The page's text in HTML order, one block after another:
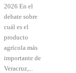
2026 En el
debate sobre
cuál es el
producto
agrícola más
importante de
Veracruz,...